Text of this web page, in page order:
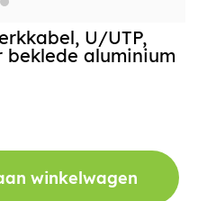
U/UTP,
beklede aluminium
winkelwagen